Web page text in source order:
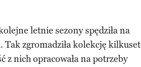
letnie sezony spędziła na
Tak zgromadziła kolekcję kilkuset
z nich opracowała na potrzeby